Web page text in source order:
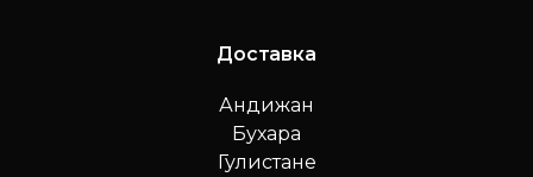
Доставка
Андижан
Бухара
Гулистане